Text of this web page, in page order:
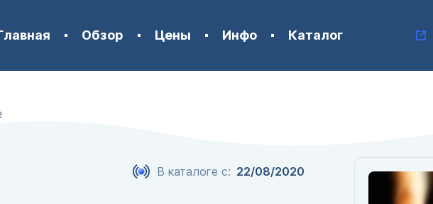
Обзор Цены Инфо Каталог
В каталоге с: 22/08/2020